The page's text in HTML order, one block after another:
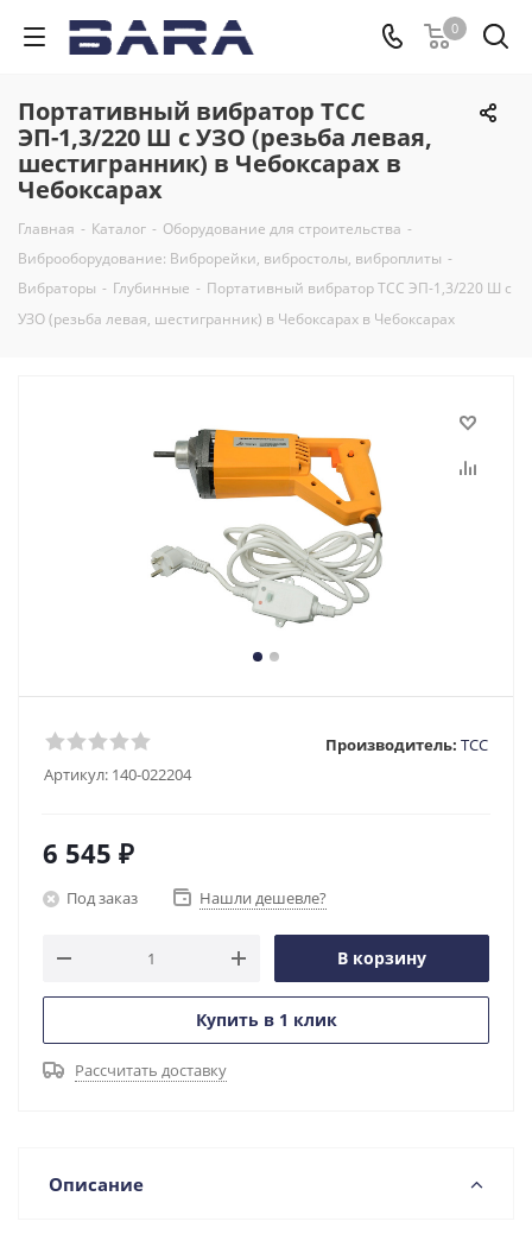
0
Портативный вибратор ТСС
ЭП-1,3/220 Ш с УЗО (резьба левая,
шестигранник) в Чебоксарах в
Чебоксарах
Главная - Каталог - Оборудование для строительства -
Виброоборудование: Виброрейки, вибростолы, виброплиты -
Вибраторы - Глубинные - Портативный вибратор ТСС ЭП-1,3/220 Ш с
УЗО (резьба левая, шестигранник) в Чебоксарах в Чебоксарах
Артикул: 140-022204
Производитель: ТСС
6 545 ₽
Под заказ Нашли дешевле?
В корзину
Купить в 1 клик
Рассчитать доставку
Описание